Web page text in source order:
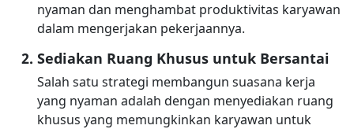
nyaman dan menghambat produktivitas karyawan
dalam mengerjakan pekerjaannya.
Sediakan Ruang Khusus untuk Bersantai
Salah satu strategi membangun suasana kerja
yang nyaman adalah dengan menyediakan ruang
khusus yang memungkinkan karyawan untuk